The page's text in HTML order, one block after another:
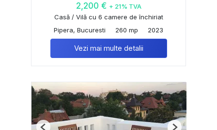
2,200 € + 21% TVA
Casă / Vilă cu 6 camere de închiriat
Pipera, Bucuresti
260 mp 2023
Vezi mai multe detalii